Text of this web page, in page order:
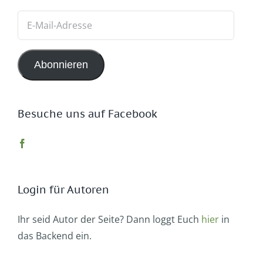
Adresse
Abonnieren
Besuche uns auf Facebook
Login für Autoren
Ihr seid Autor der Seite? Dann loggt Euch hier in
das Backend ein.